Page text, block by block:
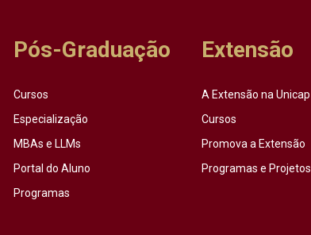
Pós-Graduação
Cursos
Especialização
MBAs e LLMs
Portal do Aluno
Programas
Extensão
A Extensão na Unicap
Cursos
Promova a Extensão
Programas e Projetos